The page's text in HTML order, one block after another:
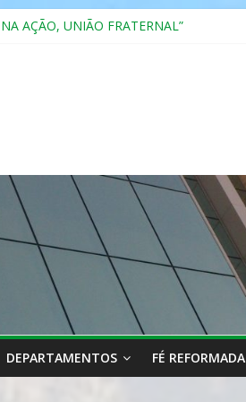
AÇÃO, UNIÃO FRATERNAL”
com Pessoas Atípicas
DEPARTAMENTOS FÉ REFORMADA